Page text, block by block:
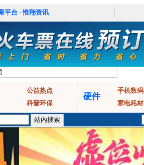
平台 - 惟翔资讯
公益热点
科普环保
硬件
手机数码
家电耗材